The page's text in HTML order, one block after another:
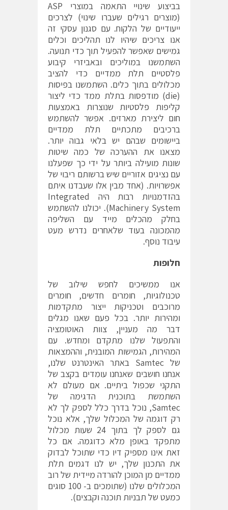
בביצוע שינויי התאמה במוצרי ASP
(מוצרים רגילים שעברו שינוי) לצרכים
ייעודיים של הלקוח. עם סגנון עסקי זה
אנו צריכים שיהיו לנו תהליכים וכלים
גמישים שאפשר להפעיל תוך כדי תנועה.
השתמשנו במוליכים ובאביזרי קיבוע
פלסטיים תלת ממדיים כדי להציב
מכלולים בתוך כלים. השתמשנו בפיסות
(die) מודפסות בתלת ממד כדי ליצור
קליפות פלסטיות שנוצרות באמצעות
חום ליצירת מארזים. אפשר להשתמש
ברכיבים מתכתיים תלת ממדיים
ביישומים שבהם יש בלאי גבוה יותר.
מצאנו את ההערכה של כמה שיטות
שונות מועילה ביותר על ידי כך שפעלנו
עם נציגים אזוריים שיש ברשותם ריבוי של
אפשרויות. (אחד מבין אלו שעבדנו איתם
בהזדמנויות רבות היה Integrated
Machinery System). יכולנו להשתמש
בחלק מהכלים מייד עם השליפה
מהמכונה בעוד שלאחרים נדרש מעט
עיבוד נוסף.
חלופות
אנו ממשיכים לחפש שילוב של
טכנולוגיות, חומרים חדשים, חומרים
מרוכבים וטכניקות ייצור מתקדמות
ומהירות יותר. בכל פעם שאנו מגלים
דבר מה מעניין, צוות האוטומציה
והתפעול שלנו מתקדם ומחדש. עם
המהירות, הגמישות המובנית, וההמצאות
של Samtec באתר האינטרנט שלנו,
אנחנו חושבים שאנחנו עומדים בקצב של
התקני שכפול ביתיים. אם מעולם לא
השתמשת בתוכנית הדגימה של
Samtec, נוכל בדרך כלל לספק לך לא
רק דוגמה של המכלול שלך, אלא נוכל
גם לספק לך בתוך 24 שעות מכלול
מתפקד באופן מלא כדוגמה. אם כל
זאת אינו מספיק דיו כדי שתוכל לבדוק
את התכנון שלך, יש לנו דגמים תלת
ממדיים מן המוכן להורדה מיידית של רוב
המכלולים שלנו (שתומכים ב- 100 סוגים
כמעט של תבניות תוכנה וקבצים).